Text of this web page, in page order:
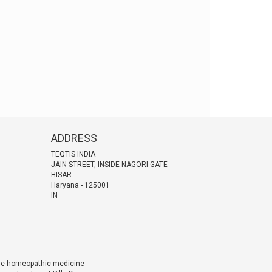
ADDRESS
TEQTIS INDIA
JAIN STREET, INSIDE NAGORI GATE
HISAR
Haryana - 125001
IN
homeopathic medicine